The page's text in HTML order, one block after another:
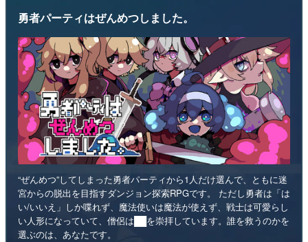
勇者パーティはぜんめつしました。
“ぜんめつ”してしまった勇者パーティから1人だけ選んで、ともに迷
宮からの脱出を目指すダンジョン探索RPGです。 ただし勇者は「は
い/いいえ」しか喋れず、魔法使いは魔法が使えず、戦士は可愛らし
い人形になっていて、僧侶は██を崇拝しています。誰を救うのかを
選ぶのは、あなたです。